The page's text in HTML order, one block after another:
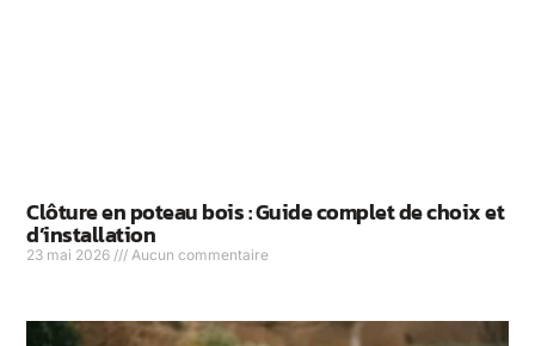
Clôture en poteau bois : Guide complet de choix et
d’installation
23 mai 2026 Aucun commentaire